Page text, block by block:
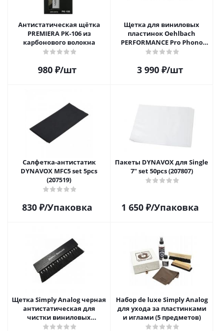
Антистатическая щётка
PREMIERA PK-106 из
карбонового волокна
980 ₽/шт
Щетка для виниловых
пластинок Oehlbach
PERFORMANCE Pro Phono
Brush, Record Brush,
3 990₽/шт
Салфетка-aнтистатик
DYNAVOX MFC5 set 5pcs
(207519)
830 ₽/Упаковка
Пакеты DYNAVOX для Single
7" set 50pcs (207807)
1 650₽/Упаковка
Щетка Simply Analog черная
антистатическая для
чистки виниловых
пластинок
Набор de luxe Simply Analog
для ухода за пластинками
и иглами (5 предметов)